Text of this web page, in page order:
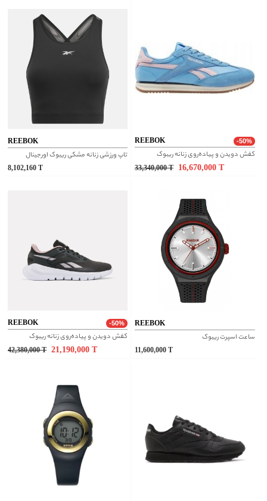
REEBOK
تاپ ورزشی زنانه مشکی ریبوک اورجینال
8,102,160
REEBOK -50%
کفش دویدن و پیاده‌روی زنانه ریبوک
33,340,000 T 16,670,000
REEBOK -50%
کفش دویدن و پیاده‌روی زنانه ریبوک
42,380,000 T 21,190,000
REEBOK
ساعت اسپرت ریبوک
11,600,000